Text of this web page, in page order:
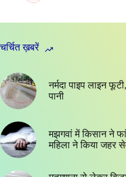
चर्चित ख़बरें
नर्मदा पाइप लाइन
पानी
मझगवां में किसान ने
महिला ने किया जहर